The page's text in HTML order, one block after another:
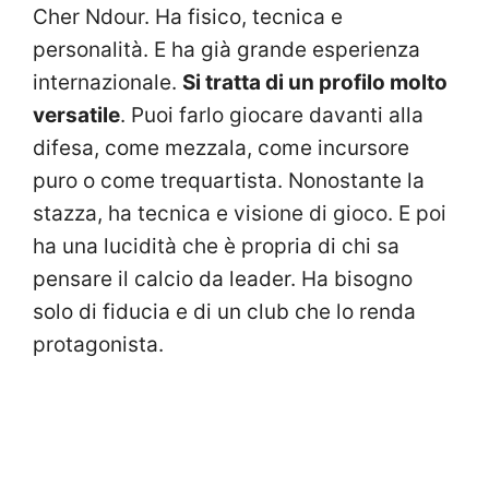
Cher Ndour. Ha fisico, tecnica e
personalità. E ha già grande esperienza
internazionale. Si tratta di un profilo molto
versatile. Puoi farlo giocare davanti alla
difesa, come mezzala, come incursore
puro o come trequartista. Nonostante la
stazza, ha tecnica e visione di gioco. E poi
ha una lucidità che è propria di chi sa
pensare il calcio da leader. Ha bisogno
solo di fiducia e di un club che lo renda
protagonista.